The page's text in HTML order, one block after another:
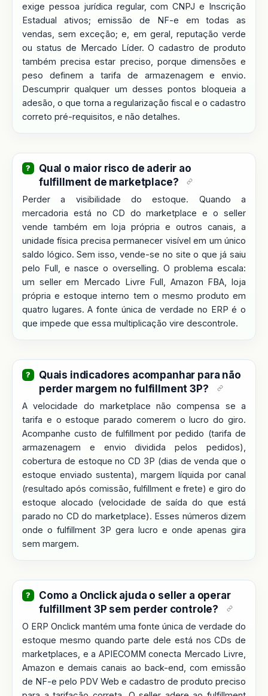
exige pessoa jurídica regular, com CNPJ e Inscrição
Estadual ativos; emissão de NF-e em todas as
vendas, sem exceção; e, em geral, reputação verde
ou status de Mercado Líder. O cadastro de produto
também precisa estar preciso, porque dimensões e
peso definem a tarifa de armazenagem e envio.
Descumprir qualquer um desses pontos bloqueia a
adesão, o que torna a regularização fiscal e o cadastro
correto pré-requisitos, e não detalhes.
Qual o maior risco de aderir ao
fulfillment de marketplace?
Perder a visibilidade do estoque. Quando a
mercadoria está no CD do marketplace e o seller
vende também em loja própria e outros canais, a
unidade física precisa permanecer visível em um único
saldo lógico. Sem isso, vende-se no site o que já saiu
pelo Full, e nasce o overselling. O problema escala:
um seller em Mercado Livre Full, Amazon FBA, loja
própria e estoque interno tem o mesmo produto em
quatro lugares. A fonte única de verdade no ERP é o
que impede que essa multiplicação vire descontrole.
Quais indicadores acompanhar para não
perder margem no fulfillment 3P?
A velocidade do marketplace não compensa se a
tarifa e o estoque parado comerem o lucro do giro.
Acompanhe custo de fulfillment por pedido (tarifa de
armazenagem e envio dividida pelos pedidos),
cobertura de estoque no CD 3P (dias de venda que o
estoque enviado sustenta), margem líquida por canal
(resultado após comissão, fulfillment e frete) e giro do
estoque alocado (velocidade de saída do que está
parado no CD do marketplace). Esses números dizem
onde o fulfillment 3P gera lucro e onde apenas gira
sem margem.
Como a Onclick ajuda o seller a operar
fulfillment 3P sem perder controle?
O ERP Onclick mantém uma fonte única de verdade do
estoque mesmo quando parte dele está nos CDs de
marketplaces, e a APIECOMM conecta Mercado Livre,
Amazon e demais canais ao back-end, com emissão
de NF-e pelo PDV Web e cadastro de produto preciso